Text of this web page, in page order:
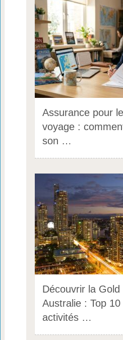
Assurance pour
voyage :
son …
Découvrir la Gold
Australie : Top 10
activités …